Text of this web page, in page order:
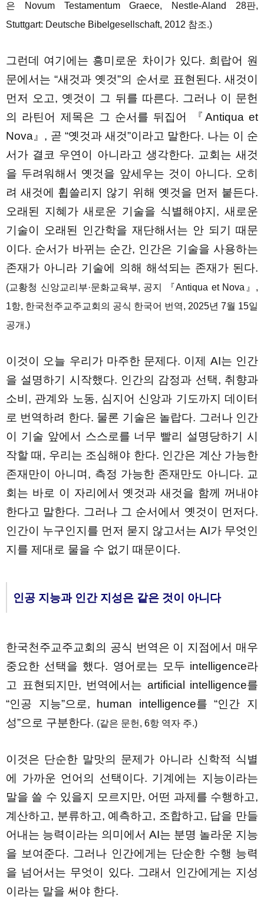
은 Novum Testamentum Graece, Nestle-Aland 28판,
Stuttgart: Deutsche Bibelgesellschaft, 2012 참조.)
그런데 여기에는 흥미로운 차이가 있다. 희랍어 원
문에서는 “새것과 옛것”의 순서로 표현된다. 새것이
먼저 오고, 옛것이 그 뒤를 따른다. 그러나 이 문헌
의 라틴어 제목은 그 순서를 뒤집어 『Antiqua et
Nova』, 곧 “옛것과 새것”이라고 말한다. 나는 이 순
서가 결코 우연이 아니라고 생각한다. 교회는 새것
을 두려워해서 옛것을 앞세우는 것이 아니다. 오히
려 새것에 휩쓸리지 않기 위해 옛것을 먼저 붙든다.
오래된 지혜가 새로운 기술을 식별해야지, 새로운
기술이 오래된 인간학을 재단해서는 안 되기 때문
이다. 순서가 바뀌는 순간, 인간은 기술을 사용하는
존재가 아니라 기술에 의해 해석되는 존재가 된다.
(교황청 신앙교리부·문화교육부, 공지 『Antiqua et Nova』,
1항, 한국천주교주교회의 공식 한국어 번역, 2025년 7월 15일
공개.)
이것이 오늘 우리가 마주한 문제다. 이제 AI는 인간
을 설명하기 시작했다. 인간의 감정과 선택, 취향과
소비, 관계와 노동, 심지어 신앙과 기도까지 데이터
로 번역하려 한다. 물론 기술은 놀랍다. 그러나 인간
이 기술 앞에서 스스로를 너무 빨리 설명당하기 시
작할 때, 우리는 조심해야 한다. 인간은 계산 가능한
존재만이 아니며, 측정 가능한 존재만도 아니다. 교
회는 바로 이 자리에서 옛것과 새것을 함께 꺼내야
한다고 말한다. 그러나 그 순서에서 옛것이 먼저다.
인간이 누구인지를 먼저 묻지 않고서는 AI가 무엇인
지를 제대로 물을 수 없기 때문이다.
인공 지능과 인간 지성은 같은 것이 아니다
한국천주교주교회의 공식 번역은 이 지점에서 매우
중요한 선택을 했다. 영어로는 모두 intelligence라
고 표현되지만, 번역에서는 artificial intelligence를
“인공 지능”으로, human intelligence를 “인간 지
성”으로 구분한다. (같은 문헌, 6항 역자 주.)
이것은 단순한 말맛의 문제가 아니라 신학적 식별
에 가까운 언어의 선택이다. 기계에는 지능이라는
말을 쓸 수 있을지 모르지만, 어떤 과제를 수행하고,
계산하고, 분류하고, 예측하고, 조합하고, 답을 만들
어내는 능력이라는 의미에서 AI는 분명 놀라운 지능
을 보여준다. 그러나 인간에게는 단순한 수행 능력
을 넘어서는 무엇이 있다. 그래서 인간에게는 지성
이라는 말을 써야 한다.